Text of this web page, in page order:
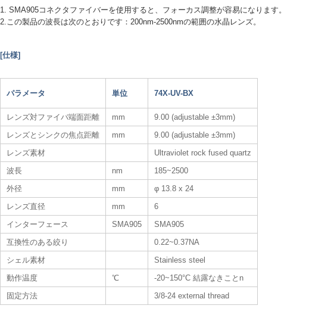
1. SMA905コネクタファイバーを使用すると、フォーカス調整が容易になります。
2.この製品の波長は次のとおりです：200nm-2500nmの範囲の水晶レンズ。
[仕様]
パラメータ 単位 74X-UV-BX
レンズ対ファイバ端面距離 mm
9.00 (adjustable ±3mm)
レンズとシンクの焦点距離
mm
9.00 (adjustable ±3mm)
レンズ素材
Ultraviolet rock fused quartz
波長
nm
185~2500
外径
mm
φ 13.8 x 24
レンズ直径
mm
6
インターフェース
SMA905
SMA905
互換性のある絞り
0.22~0.37NA
シェル素材
Stainless steel
動作温度
℃
-20~150°C 結露なきことn
固定方法
3/8-24 external thread